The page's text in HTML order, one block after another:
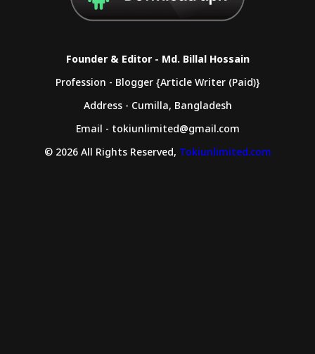
Founder & Editor - Md. Billal Hossain
Profession - Blogger {Article Writer (Paid)}
Address - Cumilla, Bangladesh
Email - tokiunlimited@gmail.com
© 2026 All Rights Reserved, Tokiunlimited.com